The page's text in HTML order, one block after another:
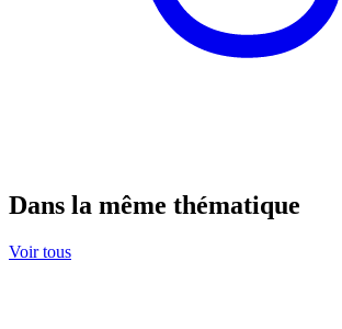
Dans la même thématique
Voir tous